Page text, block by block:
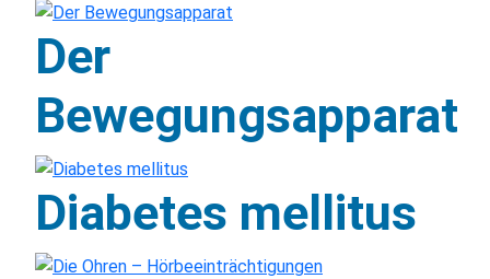
Der
Bewegungsapparat
Diabetes mellitus